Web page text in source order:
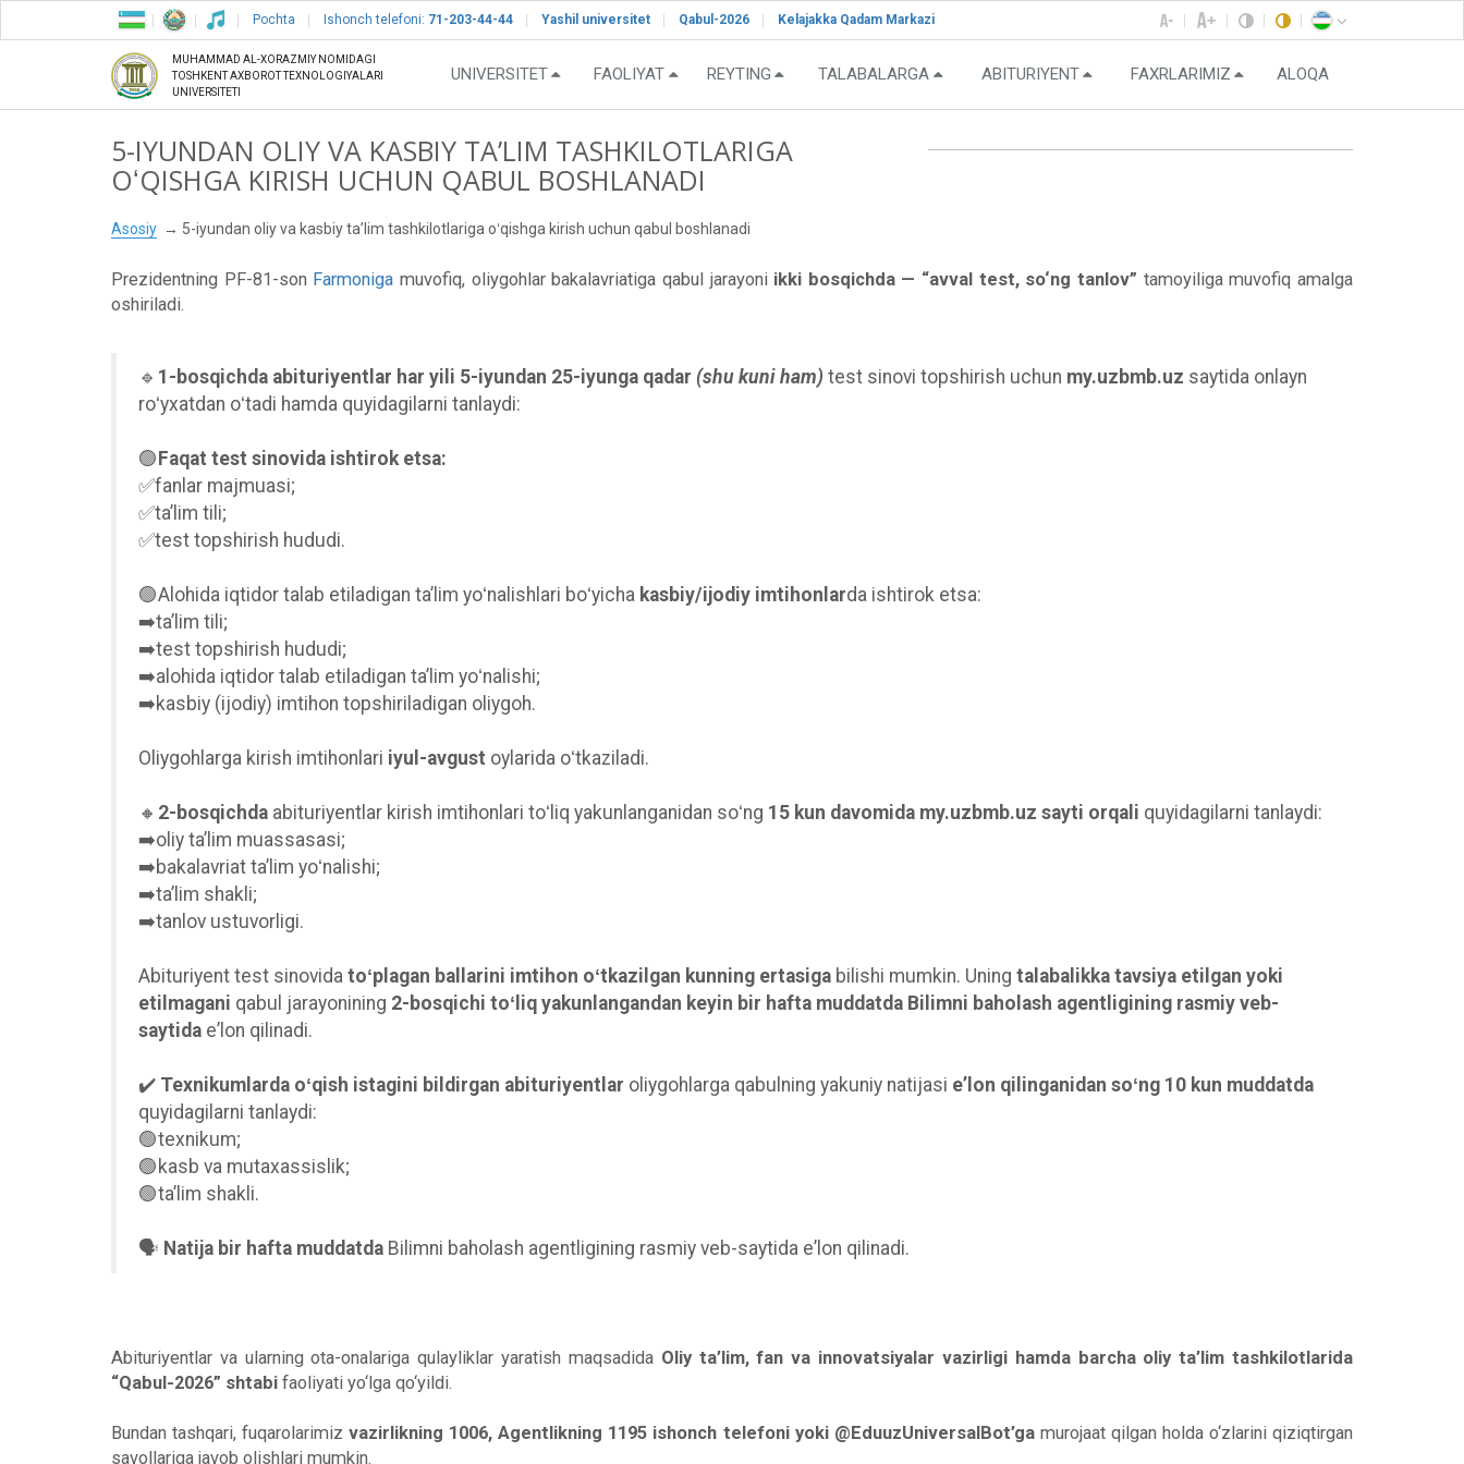
Pochta Ishonch telefoni: 71-203-44-44 Yashil universitet Qabul-2026 Kelajakka Qadam Markazi
MUHAMMAD AL-XORAZMIY NOMIDAGI
TOSHKENT AXBOROT TEXNOLOGIYALARI
UNIVERSITETI
UNIVERSITET FAOLIYAT REYTING TALABALARGA ABITURIYENT FAXRLARIMIZ ALOQA
5-IYUNDAN OLIY VA KASBIY TAʼLIM TASHKILOTLARIGA
OʻQISHGA KIRISH UCHUN QABUL BOSHLANADI
Asosiy 5-iyundan oliy va kasbiy taʼlim tashkilotlariga oʻqishga kirish uchun qabul boshlanadi
Prezidentning PF-81-son Farmoniga muvofiq, oliygohlar bakalavriatiga qabul jarayoni ikki bosqichda — “avval test, so‘ng tanlov” tamoyiliga muvofiq amalga
oshiriladi.
🔹 1-bosqichda abituriyentlar har yili 5-iyundan 25-iyunga qadar (shu kuni ham) test sinovi topshirish uchun my.uzbmb.uz saytida onlayn
roʻyxatdan oʻtadi hamda quyidagilarni tanlaydi:
🟢 Faqat test sinovida ishtirok etsa:
✅fanlar majmuasi;
✅taʼlim tili;
✅test topshirish hududi.
🟢Alohida iqtidor talab etiladigan taʼlim yoʻnalishlari boʻyicha kasbiy/ijodiy imtihonlarda ishtirok etsa:
➡️taʼlim tili;
➡️test topshirish hududi;
➡️alohida iqtidor talab etiladigan taʼlim yoʻnalishi;
➡️kasbiy (ijodiy) imtihon topshiriladigan oliygoh.
Oliygohlarga kirish imtihonlari iyul-avgust oylarida oʻtkaziladi.
🔸 2-bosqichda abituriyentlar kirish imtihonlari toʻliq yakunlanganidan soʻng 15 kun davomida my.uzbmb.uz sayti orqali quyidagilarni tanlaydi:
➡️oliy taʼlim muassasasi;
➡️bakalavriat taʼlim yoʻnalishi;
➡️taʼlim shakli;
➡️tanlov ustuvorligi.
Abituriyent test sinovida toʻplagan ballarini imtihon oʻtkazilgan kunning ertasiga bilishi mumkin. Uning talabalikka tavsiya etilgan yoki
etilmagani qabul jarayonining 2-bosqichi toʻliq yakunlangandan keyin bir hafta muddatda Bilimni baholash agentligining rasmiy veb-
saytida eʼlon qilinadi.
✔️ Texnikumlarda oʻqish istagini bildirgan abituriyentlar oliygohlarga qabulning yakuniy natijasi eʼlon qilinganidan soʻng 10 kun muddatda
quyidagilarni tanlaydi:
🟢texnikum;
🟢kasb va mutaxassislik;
🟢taʼlim shakli.
🗣 Natija bir hafta muddatda Bilimni baholash agentligining rasmiy veb-saytida eʼlon qilinadi.
Abituriyentlar va ularning ota-onalariga qulayliklar yaratish maqsadida Oliy ta’lim, fan va innovatsiyalar vazirligi hamda barcha oliy ta’lim tashkilotlarida
“Qabul-2026” shtabi faoliyati yo‘lga qo‘yildi.
Bundan tashqari, fuqarolarimizvazirlikning 1006, Agentlikning 1195 ishonch telefoni yoki @EduuzUniversalBot’gamurojaat qilgan holda o‘zlarini qiziqtirgan
savollariga javob olishlari mumkin.